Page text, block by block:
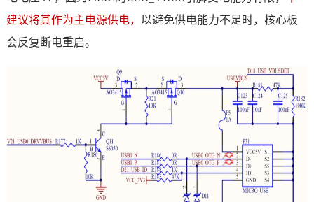
建议将其作为主电源供电， 以避免供电能力不足时，核心板
会反复断电重启。